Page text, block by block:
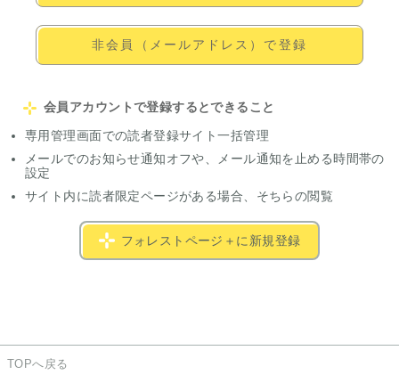
非会員（メールアドレス）で登録
会員アカウントで登録するとできること
専用管理画面での読者登録サイト一括管理
メールでのお知らせ通知オフや、メール通知を止める時間帯の
設定
サイト内に読者限定ページがある場合、そちらの閲覧
フォレストページ＋に新規登録
TOPへ戻る